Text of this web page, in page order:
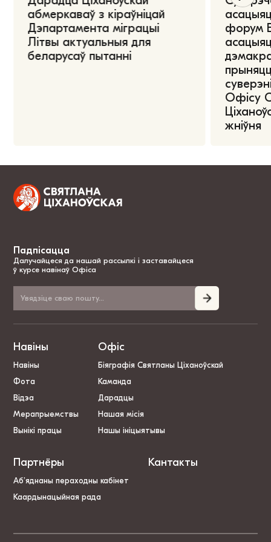
абмеркаваў з кіраўніцай
Дэпартамента міграцыі
Літвы актуальныя для
беларусаў пытанні
форум
Офісу
жніўня
Падпісацца
Далучайцеся да нашай рассылкі і заставайцеся
ў курсе навінаў Офіса
Навіны
Навіны
Фота
Відэа
Мерапрыемствы
Вынікі працы
Офіс
Біяграфія Святланы Ціханоўскай
Каманда
Дарадцы
Нашая місія
Нашы ініцыятывы
Партнёры
Аб’яднаны пераходны кабінет
Каардынацыйная рада
Кантакты